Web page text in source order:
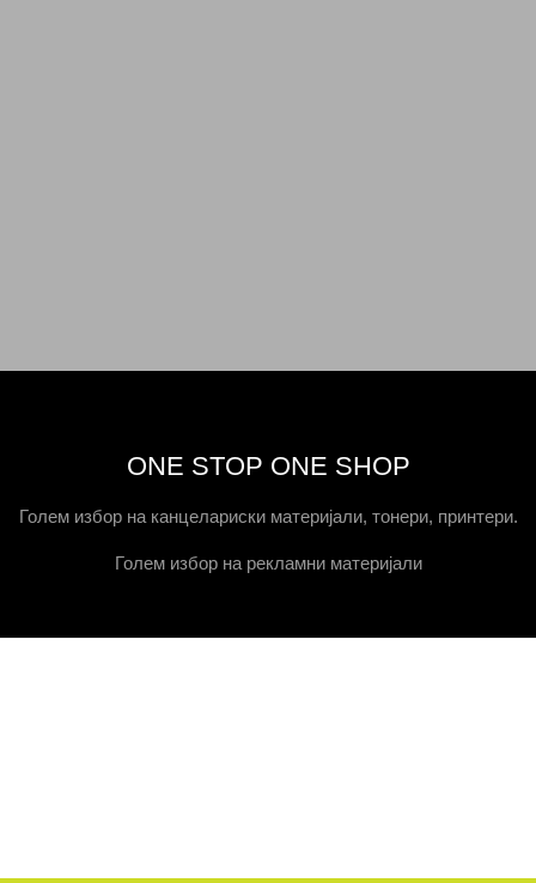
ONE STOP ONE SHOP
Голем избор на канцелариски материјали, тонери, принтери.
Голем избор на рекламни материјали